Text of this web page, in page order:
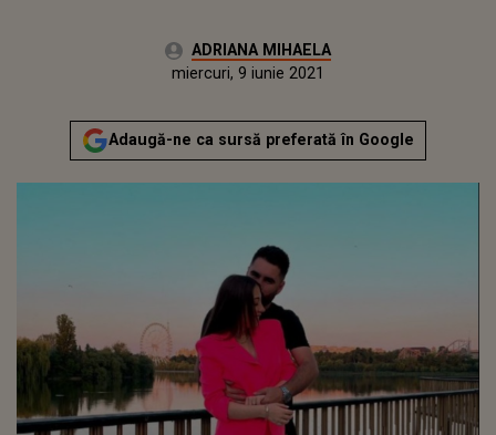
Autor:ADRIANA MIHAELA
Actualizat:
miercuri, 9 iunie 2021
Adaugă-ne ca sursă preferată în Google